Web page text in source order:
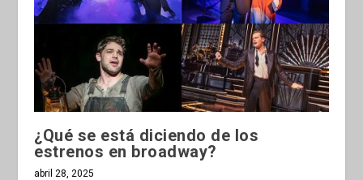
¿Qué se está diciendo de los
estrenos en broadway?
abril 28, 2025